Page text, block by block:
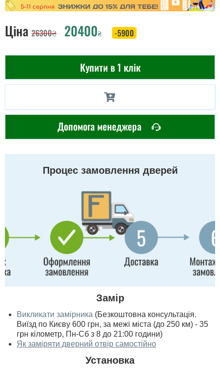
Ціна 26300₴ 20400₴ -5900
Купити в 1 клік
Допомога менеджера
Процес замовлення дверей
Замір
Викликати замірника (Безкоштовна консультація.
Виїзд по Києву 600 грн, за межі міста (до 250 км) - 35
грн кілометр, Пн-Сб з 8 до 21:00 години)
Як заміряти дверний отвір самостійно
Установка